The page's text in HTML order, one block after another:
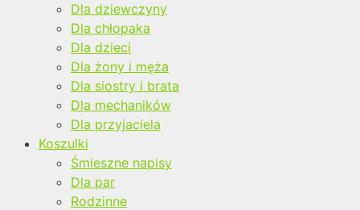
Dla dziewczyny
Dla chłopaka
Dla dzieci
Dla żony i męża
Dla siostry i brata
Dla mechaników
Dla przyjaciela
Koszulki
Śmieszne napisy
Dla par
Rodzinne